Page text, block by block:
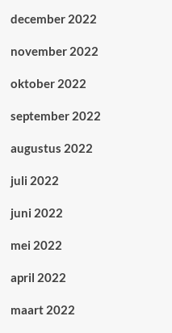
december 2022
november 2022
oktober 2022
september 2022
augustus 2022
juli 2022
juni 2022
mei 2022
april 2022
maart 2022